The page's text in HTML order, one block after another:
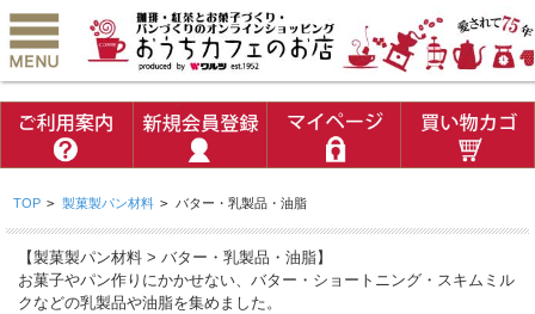
TOP > 製菓製パン材料 > バター・乳製品・油脂
【製菓製パン材料 > バター・乳製品・油脂】
お菓子やパン作りにかかせない、バター・ショートニング・スキムミル
クなどの乳製品や油脂を集めました。